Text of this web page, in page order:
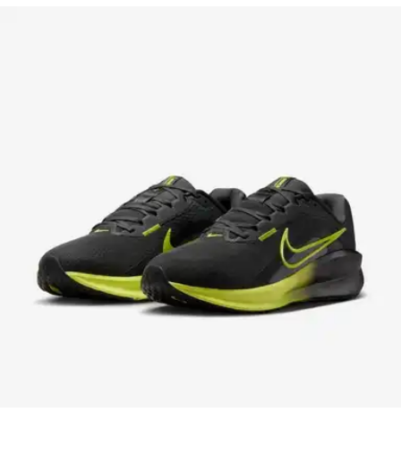
$424.75
Sin intereses
Envío gratis
Tenis Puma Caven 2.0 Blanco/Negro - Hombre